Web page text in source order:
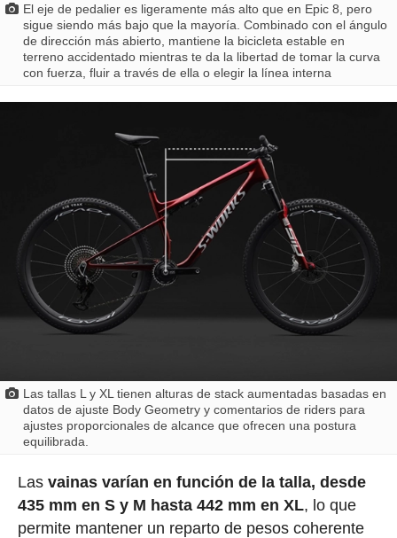
El eje de pedalier es ligeramente más alto que en Epic 8, pero
sigue siendo más bajo que la mayoría. Combinado con el ángulo
de dirección más abierto, mantiene la bicicleta estable en
terreno accidentado mientras te da la libertad de tomar la curva
con fuerza, fluir a través de ella o elegir la línea interna
Las tallas L y XL tienen alturas de stack aumentadas basadas en
datos de ajuste Body Geometry y comentarios de riders para
ajustes proporcionales de alcance que ofrecen una postura
equilibrada.
Las vainas varían en función de la talla, desde
435 mm en S y M hasta 442 mm en XL, lo que
permite mantener un reparto de pesos coherente